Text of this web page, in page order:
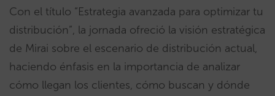
Con el título “Estrategia avanzada para optimizar tu
distribución”, la jornada ofreció la visión estratégica
de Mirai sobre el escenario de distribución actual,
haciendo énfasis en la importancia de analizar
cómo llegan los clientes, cómo buscan y dónde